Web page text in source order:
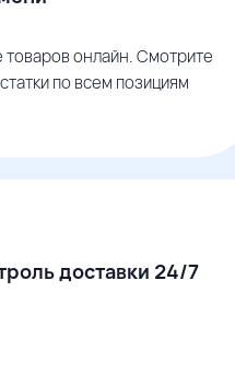
онлайн. Смотрите
по всем позициям
доставки 24/7